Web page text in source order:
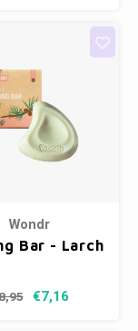
Wondr
Bar - Larch
€7,16